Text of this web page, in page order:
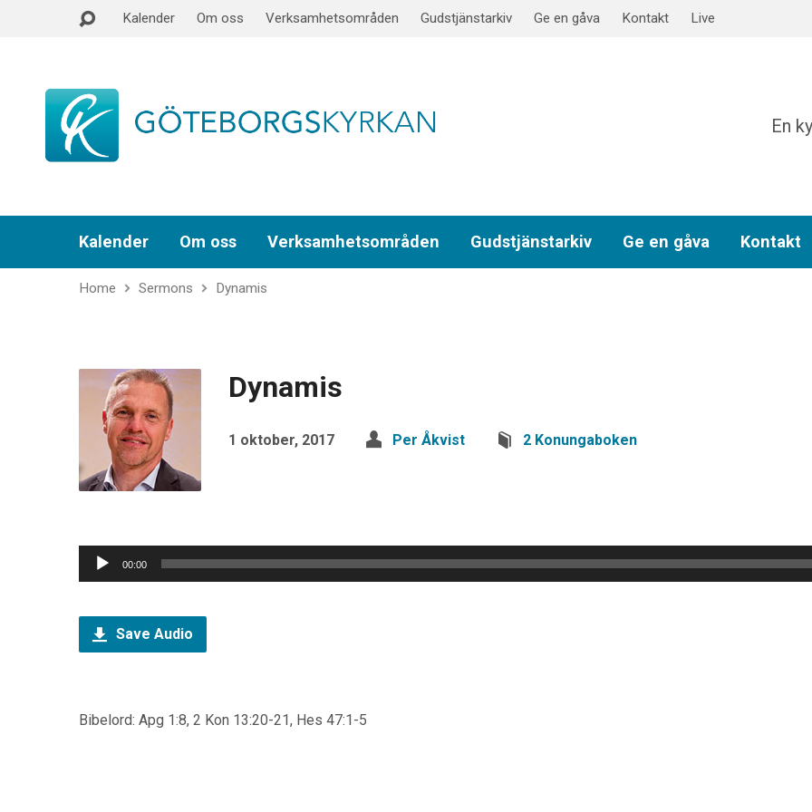
Kalender Om oss Verksamhetsområden Gudstjänstarkiv Ge en gåva Kontakt Live
En
Kalender Om oss Verksamhetsområden Gudstjänstarkiv Ge en gåva Kontakt
Home Sermons Dynamis
Dynamis
1 oktober, 2017 Per Åkvist 2 Konungaboken
Ljudspelare
00:00
Save Audio
Bibelord: Apg 1:8, 2 Kon 13:20-21, Hes 47:1-5